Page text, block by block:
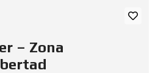
– Zona